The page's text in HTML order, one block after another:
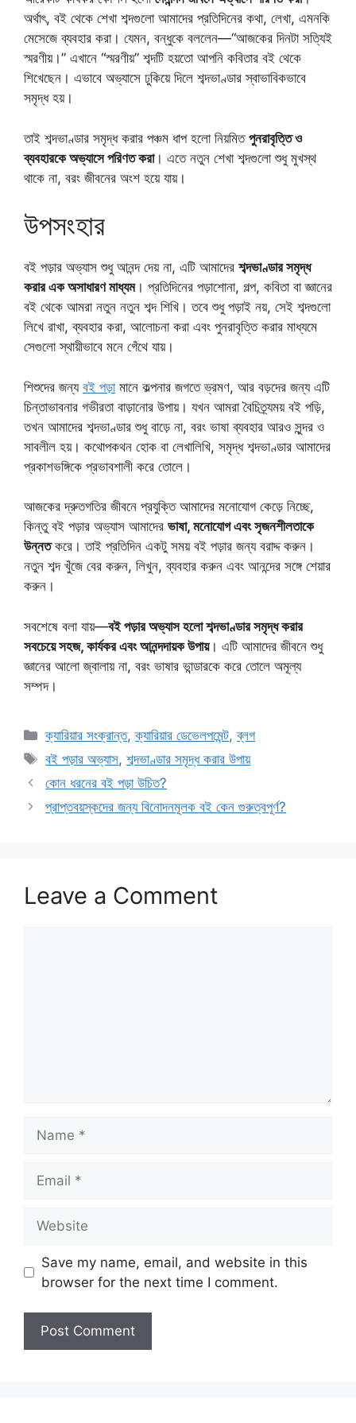
অর্থাৎ, বই থেকে শেখা শব্দগুলো আমাদের প্রতিদিনের কথা, লেখা, এমনকি
মেসেজে ব্যবহার করা। যেমন, বন্ধুকে বললেন—“আজকের দিনটা সত্যিই
স্মরণীয়।” এখানে “স্মরণীয়” শব্দটি হয়তো আপনি কবিতার বই থেকে
শিখেছেন। এভাবে অভ্যাসে ঢুকিয়ে দিলে শব্দভাণ্ডার স্বাভাবিকভাবে
সমৃদ্ধ হয়।
তাই শব্দভাণ্ডার সমৃদ্ধ করার পঞ্চম ধাপ হলো নিয়মিত পুনরাবৃত্তি ও
ব্যবহারকে অভ্যাসে পরিণত করা। এতে নতুন শেখা শব্দগুলো শুধু মুখস্থ
থাকে না, বরং জীবনের অংশ হয়ে যায়।
উপসংহার
বই পড়ার অভ্যাস শুধু আনন্দ দেয় না, এটি আমাদের শব্দভাণ্ডার সমৃদ্ধ
করার এক অসাধারণ মাধ্যম। প্রতিদিনের পড়াশোনা, গল্প, কবিতা বা জ্ঞানের
বই থেকে আমরা নতুন নতুন শব্দ শিখি। তবে শুধু পড়াই নয়, সেই শব্দগুলো
লিখে রাখা, ব্যবহার করা, আলোচনা করা এবং পুনরাবৃত্তি করার মাধ্যমে
সেগুলো স্থায়ীভাবে মনে গেঁথে যায়।
শিশুদের জন্য বই পড়ামানে কল্পনার জগতে ভ্রমণ, আর বড়দের জন্য এটি
চিন্তাভাবনার গভীরতা বাড়ানোর উপায়। যখন আমরা বৈচিত্র্যময় বই পড়ি,
তখন আমাদের শব্দভাণ্ডার শুধু বাড়ে না, বরং ভাষা ব্যবহার আরও সুন্দর ও
সাবলীল হয়। কথোপকথন হোক বা লেখালিখি, সমৃদ্ধ শব্দভাণ্ডার আমাদের
প্রকাশভঙ্গিকে প্রভাবশালী করে তোলে।
আজকের দ্রুতগতির জীবনে প্রযুক্তি আমাদের মনোযোগ কেড়ে নিচ্ছে,
কিন্তু বই পড়ার অভ্যাস আমাদের ভাষা, মনোযোগ এবং সৃজনশীলতাকে
উন্নতকরে। তাই প্রতিদিন একটু সময় বই পড়ার জন্য বরাদ্দ করুন।
নতুন শব্দ খুঁজে বের করুন, লিখুন, ব্যবহার করুন এবং আনন্দের সঙ্গে শেয়ার
করুন।
সবশেষে বলা যায়—বই পড়ার অভ্যাস হলো শব্দভাণ্ডার সমৃদ্ধ করার
সবচেয়ে সহজ, কার্যকর এবং আনন্দদায়ক উপায়। এটি আমাদের জীবনে শুধু
জ্ঞানের আলো জ্বালায় না, বরং ভাষার ভান্ডারকে করে তোলে অমূল্য
সম্পদ।
Categories
ক্যারিয়ার সংক্রান্ত,ক্যারিয়ার ডেভেলপমেন্ট,ব্লগ
Tags
বই পড়ার অভ্যাস,শব্দভাণ্ডার সমৃদ্ধ করার উপায়
কোন ধরনের বই পড়া উচিত?
প্রাপ্তবয়স্কদের জন্য বিনোদনমূলক বই কেন গুরুত্বপূর্ণ?
Leave a Comment
Save my name, email, and website in this
browser for the next time I comment.